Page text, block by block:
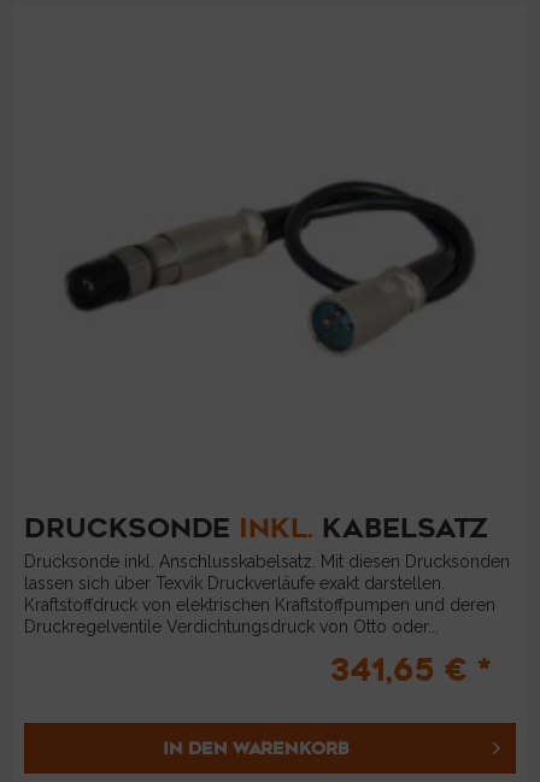
DRUCKSONDE INKL. KABELSATZ
Drucksonde inkl. Anschlusskabelsatz. Mit diesen Drucksonden
lassen sich über Texvik Druckverläufe exakt darstellen.
Kraftstoffdruck von elektrischen Kraftstoffpumpen und deren
Druckregelventile Verdichtungsdruck von Otto oder...
341,65 € *
IN DEN WARENKORB